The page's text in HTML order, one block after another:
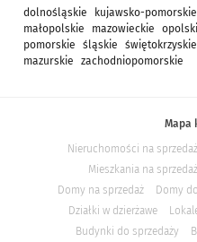
dolnośląskie kujawsko-pomorskie
małopolskie
mazowieckie
pomorskie
śląskie świętokrzyskie
mazurskie
zachodniopomorskie
Mapa
Nieruchomości na sprzedaż
Mieszkania na sprzedaż
Domy na sprzedaż
Domy
Działki w dzierżawe
Budynki do sprzedaży